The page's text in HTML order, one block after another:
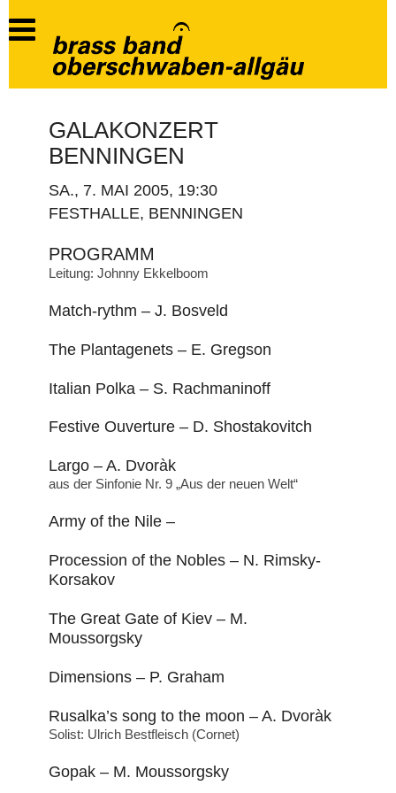
GALAKONZERT
BENNINGEN
SA., 7. MAI 2005, 19:30
FESTHALLE, BENNINGEN
PROGRAMM
Leitung: Johnny Ekkelboom
Match-rythm – J. Bosveld
The Plantagenets – E. Gregson
Italian Polka – S. Rachmaninoff
Festive Ouverture – D. Shostakovitch
Largo – A. Dvoràk
aus der Sinfonie Nr. 9 „Aus der neuen Welt“
Army of the Nile –
Procession of the Nobles – N. Rimsky-
Korsakov
The Great Gate of Kiev – M.
Moussorgsky
Dimensions – P. Graham
Rusalka’s song to the moon – A. Dvoràk
Solist: Ulrich Bestfleisch (Cornet)
Gopak – M. Moussorgsky